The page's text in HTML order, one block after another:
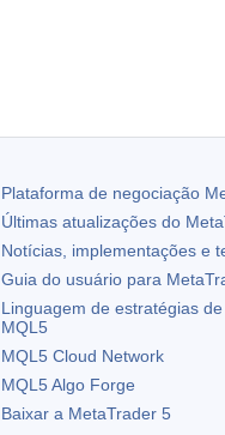
Plataforma de negociação
Últimas atualizações do
Notícias, implementações e
Guia do usuário para
Linguagem de estratégias
MQL5
MQL5 Cloud Network
MQL5 Algo Forge
Baixar a MetaTrader 5